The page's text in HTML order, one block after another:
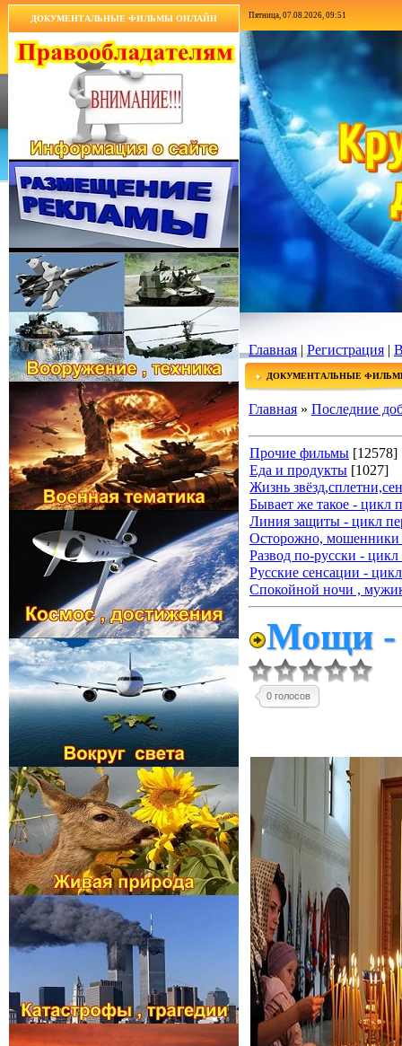
ДОКУМЕНТАЛЬНЫЕ ФИЛЬМЫ ОНЛАЙН Пятница, 07.08.2026, 09:51
Главная|Регистрация |
ДОКУМЕНТАЛЬНЫЕ
Главная » Последние
Прочие фильмы [12578]
Еда и продукты [1027]
Жизнь
Бывает же такое - цикл
Линия защиты - цикл
Осторожно, мошенники
Развод по-русски - цикл
Русские сенсации -
Спокойной ночи ,
Мощи -
0 голосов